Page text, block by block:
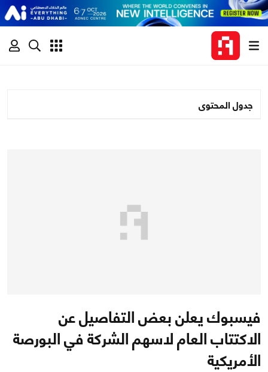
جدول المحتوى
فيسبوك يعلن بعض التفاصيل عن
الاكتتاب العام لاسهم الشركة في البورصة
الأمريكية